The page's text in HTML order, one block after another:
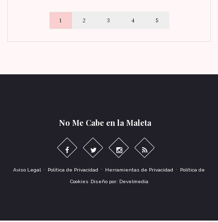
1 2 3 4 5
No Me Cabe en la Maleta
Aviso Legal - Política de Privacidad - Herramientas de Privacidad - Política de
Cookies Diseño por: Develmedia